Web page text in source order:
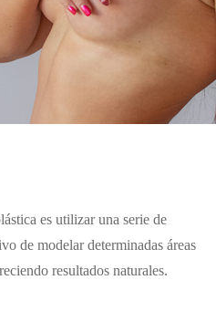
es utilizar una serie de
de modelar determinadas áreas
resultados naturales.